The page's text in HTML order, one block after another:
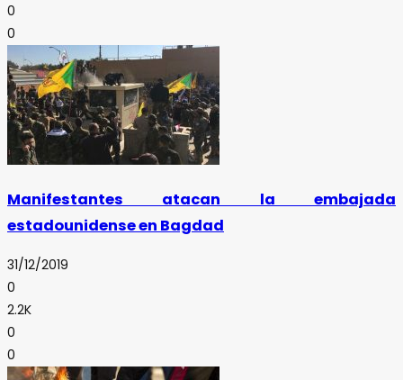
0
0
Manifestantes atacan la embajada
estadounidense en Bagdad
31/12/2019
0
2.2K
0
0